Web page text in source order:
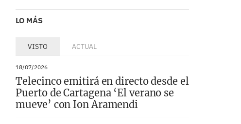
LO MÁS
VISTO ACTUAL
18/07/2026
Telecinco emitirá en directo desde el
Puerto de Cartagena ‘El verano se
mueve’ con Ion Aramendi